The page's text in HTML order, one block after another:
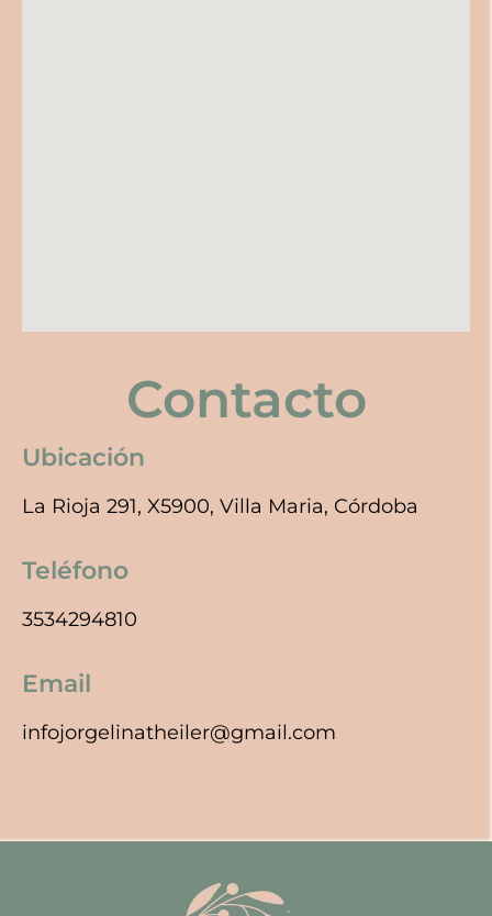
Contacto
Ubicación
La Rioja 291, X5900, Villa Maria, Córdoba
Teléfono
3534294810
Email
infojorgelinatheiler@gmail.com